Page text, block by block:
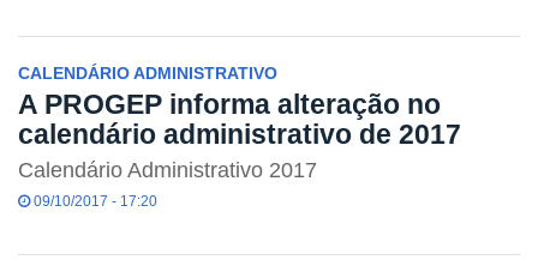
CALENDÁRIO ADMINISTRATIVO
A PROGEP informa alteração no
calendário administrativo de 2017
Calendário Administrativo 2017
09/10/2017 - 17:20